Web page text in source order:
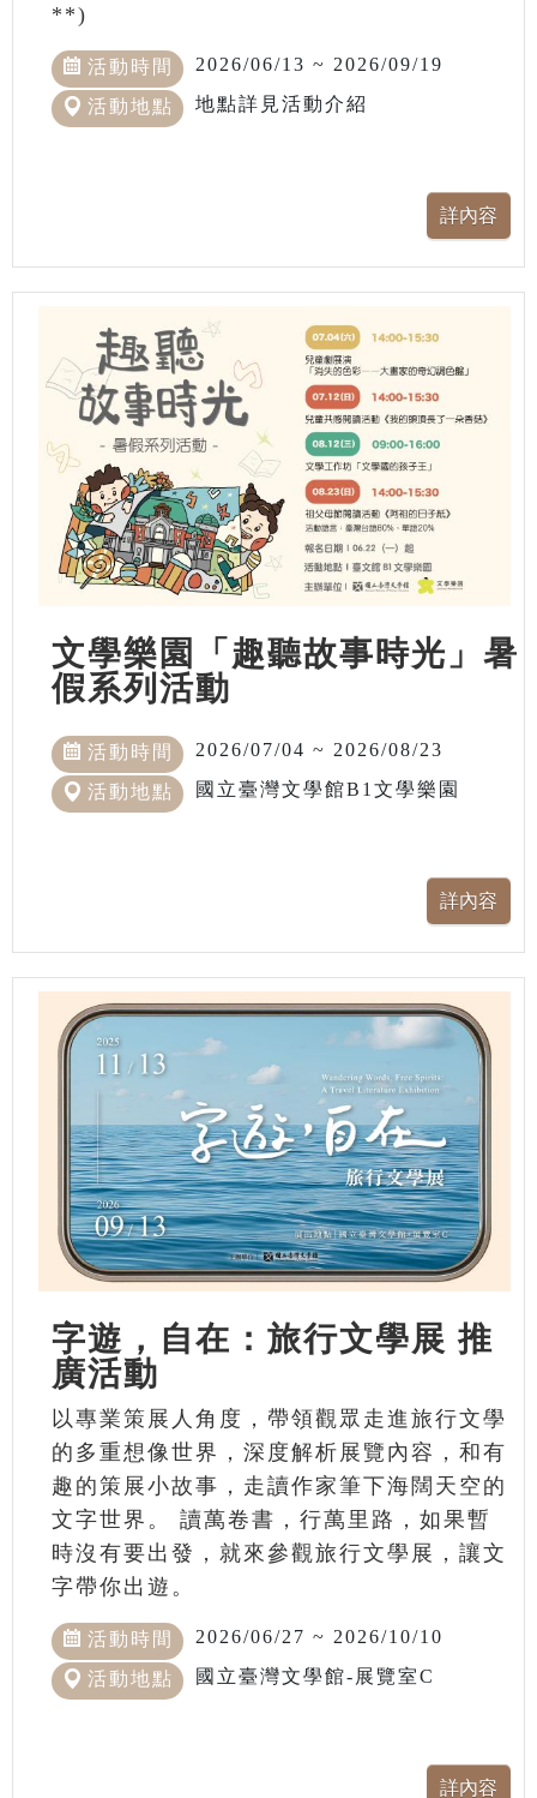
**)
活動時間 2026/06/13 ~ 2026/09/19
活動地點 地點詳見活動介紹
文學樂園「趣聽故事時光」暑
假系列活動
活動時間 2026/07/04 ~ 2026/08/23
活動地點 國立臺灣文學館B1文學樂園
字遊，自在：旅行文學展 推
廣活動
以專業策展人角度，帶領觀眾走進旅行文學
的多重想像世界，深度解析展覽內容，和有
趣的策展小故事，走讀作家筆下海闊天空的
文字世界。 讀萬卷書，行萬里路，如果暫
時沒有要出發，就來參觀旅行文學展，讓文
字帶你出遊。
活動時間 2026/06/27 ~ 2026/10/10
活動地點 國立臺灣文學館-展覽室C